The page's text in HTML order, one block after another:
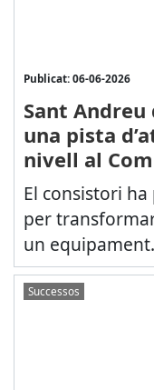
Publicat: 06-06-2026
Sant
una pista
nivell al
El consistori
per
un
Successos